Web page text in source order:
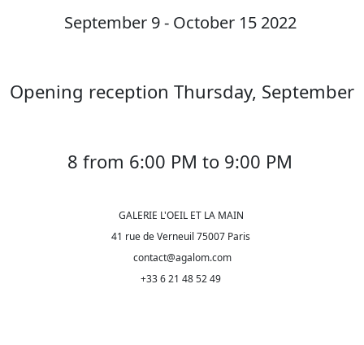
September 9 - October 15 2022
Opening reception Thursday, September
8 from 6:00 PM to 9:00 PM
GALERIE L'OEIL ET LA MAIN
41 rue de Verneuil 75007 Paris
contact@agalom.com
+33 6 21 48 52 49